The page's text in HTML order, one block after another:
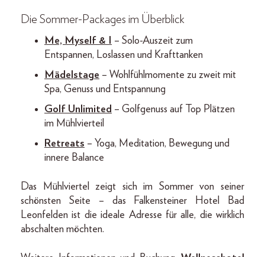
Die Sommer-Packages im Überblick
Me, Myself & I
– Solo-Auszeit zum
Entspannen, Loslassen und Krafttanken
Mädelstage – Wohlfühlmomente zu zweit mit
Spa, Genuss und Entspannung
Golf Unlimited – Golfgenuss auf Top Plätzen
im Mühlvierteil
Retreats – Yoga, Meditation, Bewegung und
innere Balance
Das Mühlviertel zeigt sich im Sommer von seiner
schönsten Seite – das Falkensteiner Hotel Bad
Leonfelden ist die ideale Adresse für alle, die wirklich
abschalten möchten.